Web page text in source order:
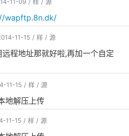
fast_install
路径为 install/
增加安全性.
至于提交表单的安全性判断你们自己改吧.
', 'Off
(1);
放的文件夹,格式为
11-09 / 样 / 源
wapftp.8n.dk/
11-15 / 样 / 源
程地址那就好啦,再加一个自定
11-15 / 样 / 源
地解压上传
11-15 / 样 / 源